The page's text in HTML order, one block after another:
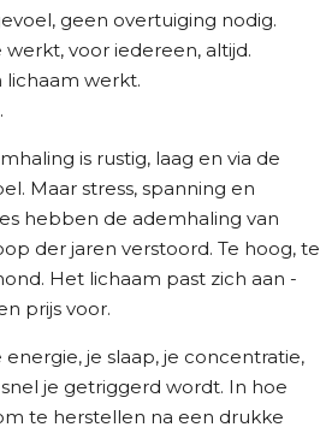
geen overtuiging nodig.
voor iedereen, altijd.
lichaam werkt.
is rustig, laag en via de
Maar stress, spanning en
hebben de ademhaling van
der jaren verstoord. Te hoog, te
Het lichaam past zich aan -
prijs voor.
energie, je slaap, je concentratie,
je getriggerd wordt. In hoe
te herstellen na een drukke